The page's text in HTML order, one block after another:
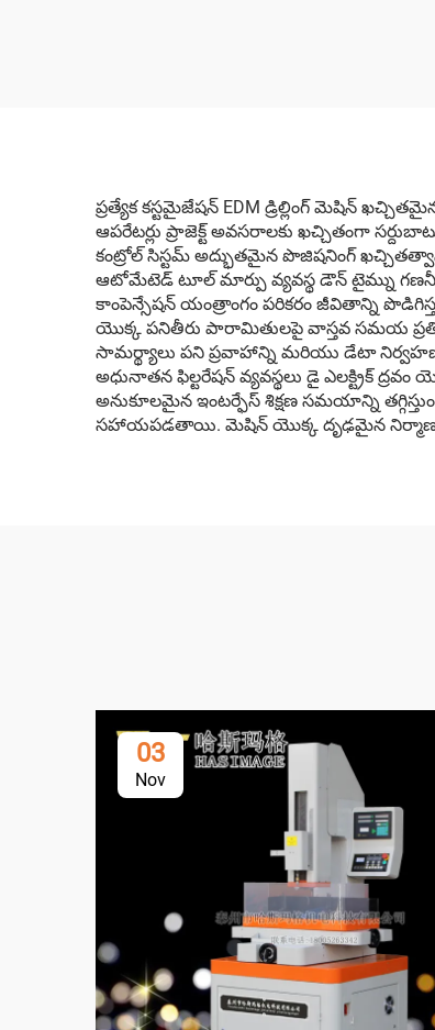
ప్రత్యేక కస్టమైజేషన్ EDM డ్రిల్లింగ్ మెషిన్
ఆపరేటర్లు ప్రాజెక్ట్ అవసరాలకు ఖచ్చితంగా
కంట్రోల్ సిస్టమ్ అద్భుతమైన పొజిషనింగ్
ఆటోమేటెడ్ టూల్ మార్పు వ్యవస్థ డౌన్ టైమ్ను
కాంపెన్సేషన్ యంత్రాంగం పరికరం జీవితాన్ని
యొక్క పనితీరు పారామితులపై వాస్తవ సమయ
సామర్థ్యాలు పని ప్రవాహాన్ని మరియు డేటా నిర్వహణను
అధునాతన ఫిల్టరేషన్ వ్యవస్థలు డై ఎలక్ట్రిక్
అనుకూలమైన ఇంటర్ఫేస్ శిక్షణ సమయాన్ని
సహాయపడతాయి. మెషిన్ యొక్క దృఢమైన నిర్మాణం
03
Nov